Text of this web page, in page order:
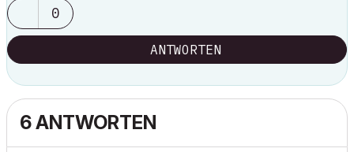
0
ANTWORTEN
6 ANTWORTEN